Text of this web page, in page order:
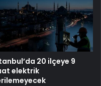
20 ilçeye 9
elektrik